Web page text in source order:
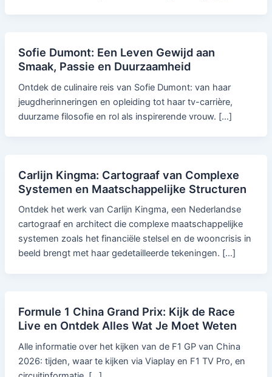
Sofie Dumont: Een Leven Gewijd aan
Smaak, Passie en Duurzaamheid
Ontdek de culinaire reis van Sofie Dumont: van haar
jeugdherinneringen en opleiding tot haar tv-carrière,
duurzame filosofie en rol als inspirerende vrouw. […]
Carlijn Kingma: Cartograaf van Complexe
Systemen en Maatschappelijke Structuren
Ontdek het werk van Carlijn Kingma, een Nederlandse
cartograaf en architect die complexe maatschappelijke
systemen zoals het financiële stelsel en de wooncrisis in
beeld brengt met haar gedetailleerde tekeningen. […]
Formule 1 China Grand Prix: Kijk de Race
Live en Ontdek Alles Wat Je Moet Weten
Alle informatie over het kijken van de F1 GP van China
2026: tijden, waar te kijken via Viaplay en F1 TV Pro, en